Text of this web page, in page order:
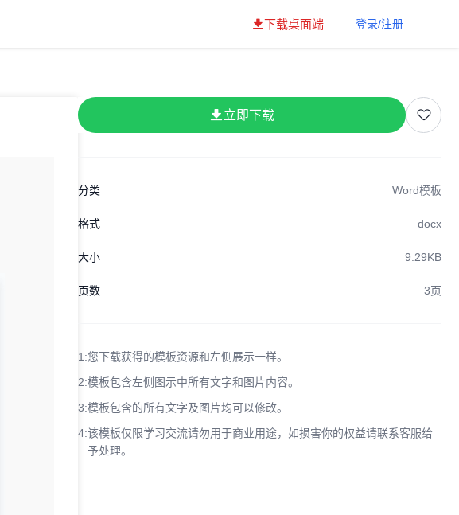
下载桌面端 登录/注册
立即下载
分类 Word模板
格式 docx
大小 9.29KB
页数 3页
1:您下载获得的模板资源和左侧展示一样。
2:模板包含左侧图示中所有文字和图片内容。
3:模板包含的所有文字及图片均可以修改。
4:该模板仅限学习交流请勿用于商业用途，如损害你的权益请联系客服给
予处理。